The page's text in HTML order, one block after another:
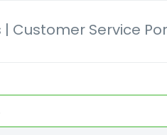
| Customer Service